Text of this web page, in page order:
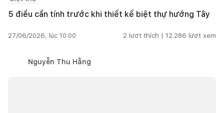
5 điều cần tính trước khi thiết kế biệt thự hướng Tây
27/06/2026, lúc 10:00 2 lượt thích | 12.286 lượt xem
Nguyễn Thu Hằng